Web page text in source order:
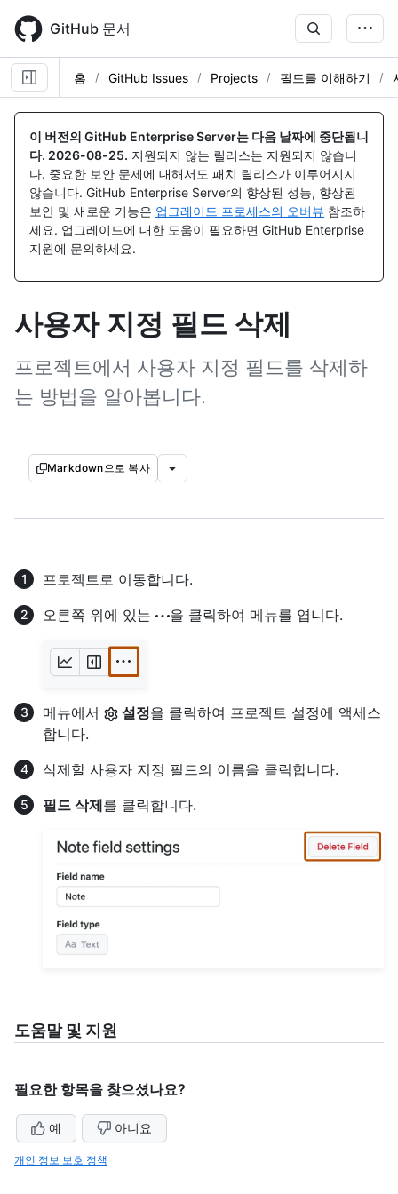
main
content
GitHub 문서
홈 GitHub Issues Projects 필드를 이해하기
이 버전의 GitHub Enterprise Server는 다음 날짜에 중단됩니
다. 2026-08-25. 지원되지 않는 릴리스는 지원되지 않습니
다. 중요한 보안 문제에 대해서도 패치 릴리스가 이루어지지
않습니다. GitHub Enterprise Server의 향상된 성능, 향상된
보안 및 새로운 기능은 업그레이드 프로세스의 오버뷰 참조하
세요. 업그레이드에 대한 도움이 필요하면 GitHub Enterprise
지원에 문의하세요.
사용자 지정 필드 삭제
프로젝트에서 사용자 지정 필드를 삭제하
는 방법을 알아봅니다.
Markdown으로 복사
프로젝트로 이동합니다.
오른쪽 위에 있는
을 클릭하여 메뉴를 엽니다.
메뉴에서 설정을 클릭하여 프로젝트 설정에 액세스
합니다.
삭제할 사용자 지정 필드의 이름을 클릭합니다.
필드 삭제를 클릭합니다.
도움말 및 지원
필요한 항목을 찾으셨나요?
예 아니요
개인 정보 보호 정책